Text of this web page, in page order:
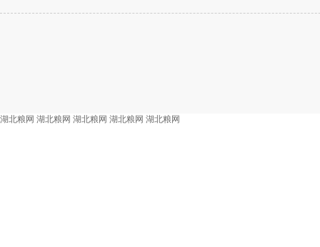
湖北粮网 湖北粮网 湖北粮网 湖北粮网 湖北粮网